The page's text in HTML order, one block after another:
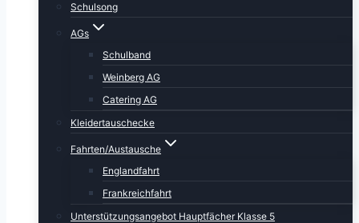
Schulsong
AGs
Schulband
Weinberg AG
Catering AG
Kleidertauschecke
Fahrten/Austausche
Englandfahrt
Frankreichfahrt
Unterstützungsangebot Hauptfächer Klasse 5